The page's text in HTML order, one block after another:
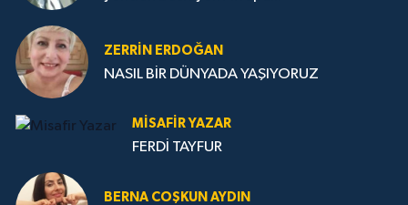
ZERRIN ERDOĞAN
NASIL BİR DÜNYADA YAŞIYORUZ
MISAFIR YAZAR
FERDİ TAYFUR
BERNA COŞKUN AYDIN